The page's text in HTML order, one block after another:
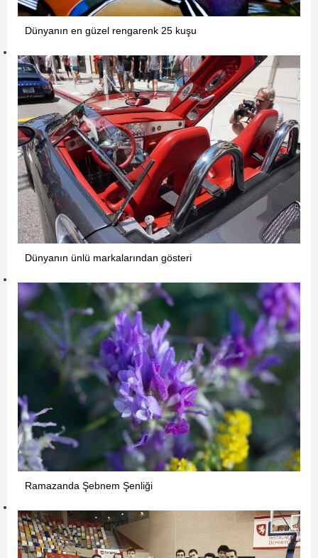
Dünyanın en güzel rengarenk 25 kuşu
Dünyanın ünlü markalarından gösteri
Ramazanda Şebnem Şenliği